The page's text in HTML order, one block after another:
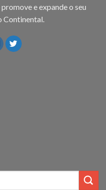
e expande o seu
Continental.